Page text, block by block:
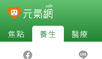
焦點 養生 醫療